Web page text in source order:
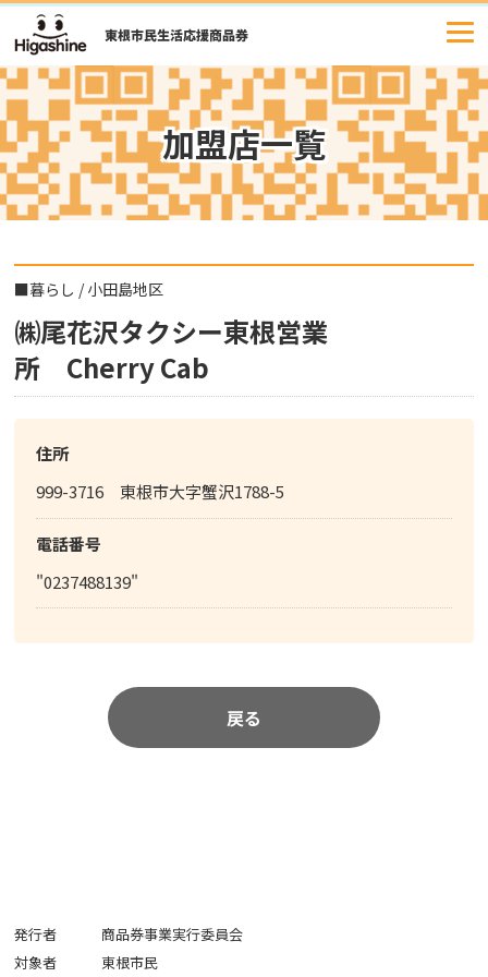
コ
ン
テ
ン
ツ
へ
ス
キ
ッ
加盟店一覧
■暮らし /小田島地区
㈱尾花沢タクシー東根営業
所 Cherry Cab
住所
999-3716 東根市大字蟹沢1788-5
電話番号
"0237488139"
戻る
発行者
商品券事業実行委員会
対象者
東根市民